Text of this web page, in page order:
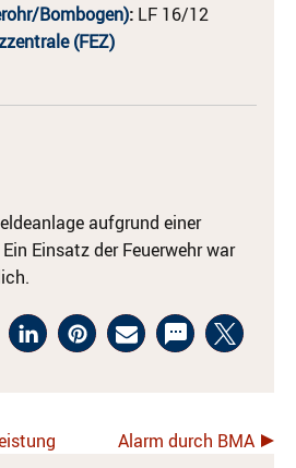
Bombogen): LF 16/12
(FEZ)
aufgrund einer
Einsatz der Feuerwehr war
Alarm durch BMA